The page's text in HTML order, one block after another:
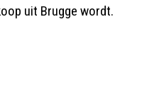
uit Brugge wordt.